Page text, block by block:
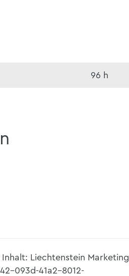
96 h
Liechtenstein Marketing
093d-41a2-8012-